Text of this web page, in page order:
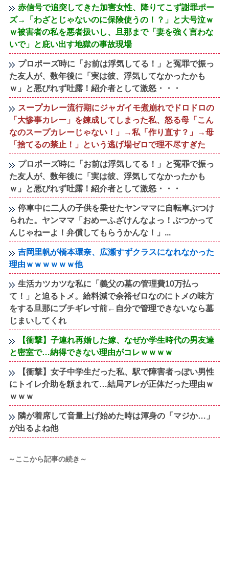
赤信号で追突してきた加害女性、降りてこず謝罪ポー
ズ→「わざとじゃないのに保険使うの！？」と大号泣ｗ
ｗ被害者の私を悪者扱いし、旦那まで「妻を強く言わな
いで」と庇い出す地獄の事故現場
プロポーズ時に「お前は浮気してる！」と冤罪で振っ
た友人が、数年後に「実は彼、浮気してなかったかも
ｗ」と悪びれず吐露！紹介者として激怒・・・
スープカレー流行期にジャガイモ煮崩れでドロドロの
「大惨事カレー」を錬成してしまった私、怒る母「こん
なのスープカレーじゃない！」→私「作り直す？」→母
「捨てるの禁止！」という逃げ場ゼロで理不尽すぎた
プロポーズ時に「お前は浮気してる！」と冤罪で振っ
た友人が、数年後に「実は彼、浮気してなかったかも
ｗ」と悪びれず吐露！紹介者として激怒・・・
停車中に二人の子供を乗せたヤンママに自転車ぶつけ
られた。ヤンママ「おめーふざけんなよっ！ぶつかって
んじゃねーよ！弁償してもらうかんな！」...
吉岡里帆が橋本環奈、広瀬すずクラスになれなかった
理由ｗｗｗｗｗｗ他
生活カツカツな私に「義父の墓の管理費10万払っ
て！」と迫るトメ。給料減で余裕ゼロなのにトメの味方
をする旦那にブチギレ寸前←自分で管理できないなら墓
じまいしてくれ
【衝撃】子連れ再婚した嫁、なぜか学生時代の男友達
と密室で…納得できない理由がコレｗｗｗｗ
【衝撃】女子中学生だった私、駅で障害者っぽい男性
にトイレ介助を頼まれて…結局アレが正体だった理由ｗ
ｗｗｗ
隣が着席して音量上げ始めた時は渾身の「マジか…」
が出るよね他
～ここから記事の続き～